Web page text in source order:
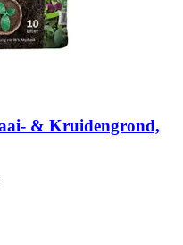
& Kruidengrond,